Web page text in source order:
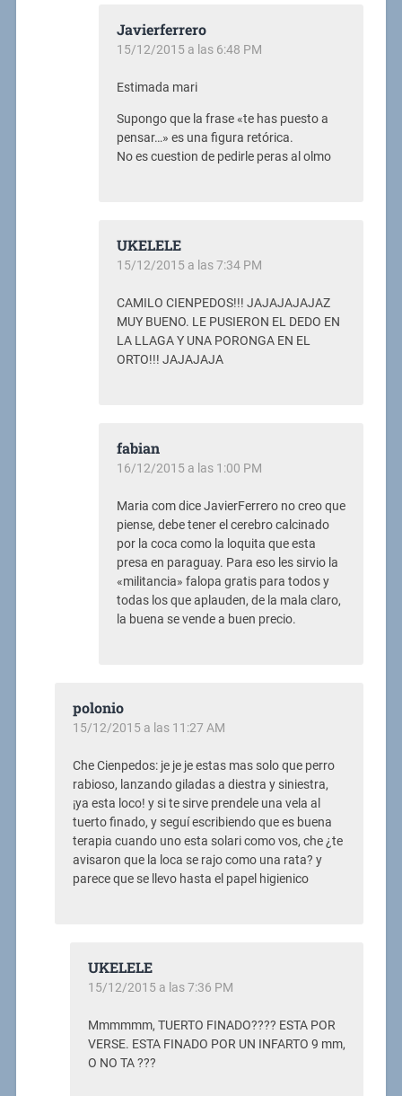
Javierferrero
15/12/2015 a las 6:48 PM
Estimada mari
Supongo que la frase «te has puesto a
pensar…» es una figura retórica.
No es cuestion de pedirle peras al olmo
UKELELE
15/12/2015 a las 7:34 PM
CAMILO CIENPEDOS!!! JAJAJAJAJAZ
MUY BUENO. LE PUSIERON EL DEDO EN
LA LLAGA Y UNA PORONGA EN EL
ORTO!!! JAJAJAJA
fabian
16/12/2015 a las 1:00 PM
Maria com dice JavierFerrero no creo que
piense, debe tener el cerebro calcinado
por la coca como la loquita que esta
presa en paraguay. Para eso les sirvio la
«militancia» falopa gratis para todos y
todas los que aplauden, de la mala claro,
la buena se vende a buen precio.
polonio
15/12/2015 a las 11:27 AM
Che Cienpedos: je je je estas mas solo que perro
rabioso, lanzando giladas a diestra y siniestra,
¡ya esta loco! y si te sirve prendele una vela al
tuerto finado, y seguí escribiendo que es buena
terapia cuando uno esta solari como vos, che ¿te
avisaron que la loca se rajo como una rata? y
parece que se llevo hasta el papel higienico
UKELELE
15/12/2015 a las 7:36 PM
Mmmmmm, TUERTO FINADO???? ESTA POR
VERSE. ESTA FINADO POR UN INFARTO 9 mm,
O NO TA ???